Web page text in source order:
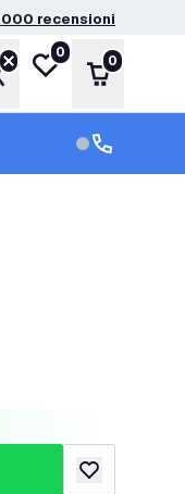
recensioni
Lista desideri
0
Carrello
0
Servizio
Assistenza
aggiungi alla